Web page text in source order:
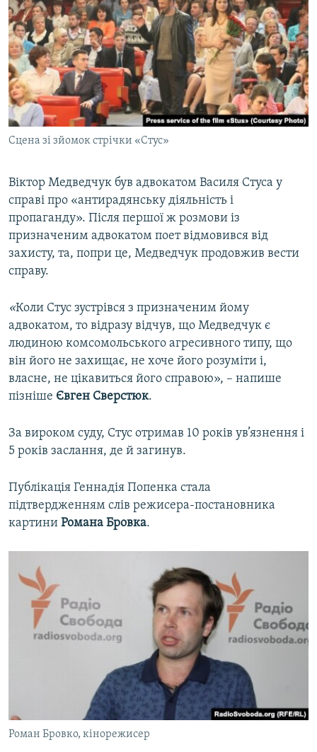
Сцена зі зйомок стрічки «Стус»
​Віктор Медведчук був адвокатом Василя Стуса у
справі про «антирадянську діяльність і
пропаганду». Після першої ж розмови із
призначеним адвокатом поет відмовився від
захисту, та, попри це, Медведчук продовжив вести
справу.
«Коли Стус зустрівся з призначеним йому
адвокатом, то відразу відчув, що Медведчук є
людиною комсомольського агресивного типу, що
він його не захищає, не хоче його розуміти і,
власне, не цікавиться його справою», – напише
пізніше Євген Сверстюк.
За вироком суду, Стус отримав 10 років ув’язнення і
5 років заслання, де й загинув.
Публікація Геннадія Попенка стала
підтвердженням слів режисера-постановника
картини Романа Бровка.
Роман Бровко, кінорежисер